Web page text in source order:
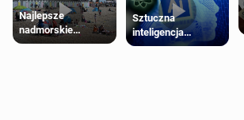
Najlepsze
nadmorskie
miasteczko blisko
Sztuczna
inteligencja
próbowała oszukać